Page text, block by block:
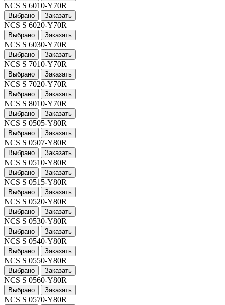
NCS S 6010-Y70R
Выбрано Заказать
NCS S 6020-Y70R
Выбрано Заказать
NCS S 6030-Y70R
Выбрано Заказать
NCS S 7010-Y70R
Выбрано Заказать
NCS S 7020-Y70R
Выбрано Заказать
NCS S 8010-Y70R
Выбрано Заказать
NCS S 0505-Y80R
Выбрано Заказать
NCS S 0507-Y80R
Выбрано Заказать
NCS S 0510-Y80R
Выбрано Заказать
NCS S 0515-Y80R
Выбрано Заказать
NCS S 0520-Y80R
Выбрано Заказать
NCS S 0530-Y80R
Выбрано Заказать
NCS S 0540-Y80R
Выбрано Заказать
NCS S 0550-Y80R
Выбрано Заказать
NCS S 0560-Y80R
Выбрано Заказать
NCS S 0570-Y80R